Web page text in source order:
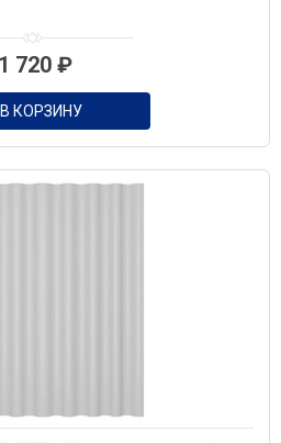
1 720 ₽
В КОРЗИНУ